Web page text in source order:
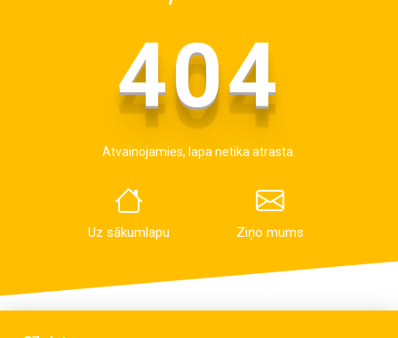
404
Atvainojamies, lapa netika atrasta.
Uz sākumlapu Ziņo mums